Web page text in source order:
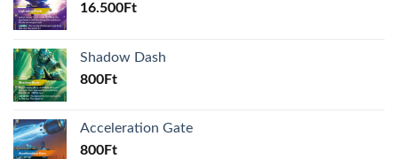
16.500Ft
Shadow Dash
800Ft
Acceleration Gate
800Ft